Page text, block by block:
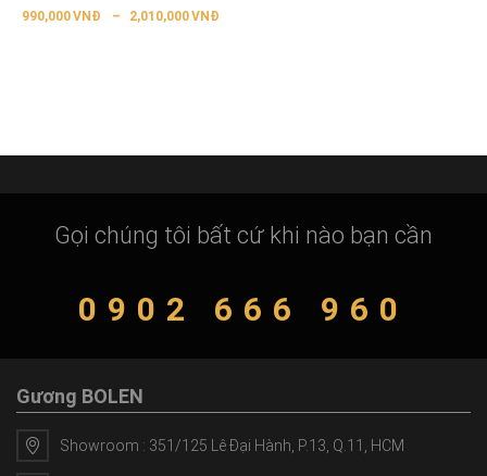
990,000VNĐ – 2,010,000VNĐ
Gọi chúng tôi bất cứ khi nào bạn cần
0902 666 960
Gương BOLEN
Showroom : 351/125 Lê Đại Hành, P.13, Q.11, HCM